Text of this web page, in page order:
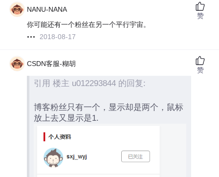
NANU-NANA
你可能还有一个粉丝在另一个平行宇宙。
2018-08-17
赞
CSDN客服-糊胡
引用 楼主 u012293844 的回复:
博客粉丝只有一个，显示却是两个，鼠标
放上去又显示是1.
赞